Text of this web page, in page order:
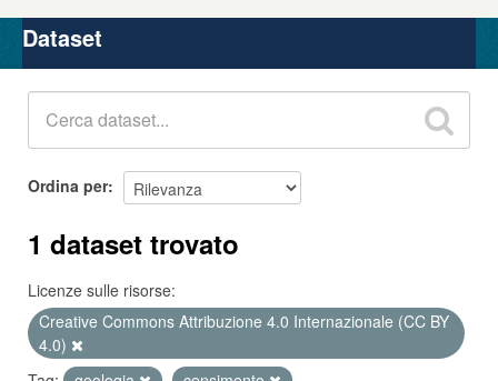
Organizzazioni
Gruppi
Dataset
Ordina per
1 dataset trovato
Licenze sulle risorse:
Creative Commons Attribuzione 4.0 Internazionale (CC BY
4.0)